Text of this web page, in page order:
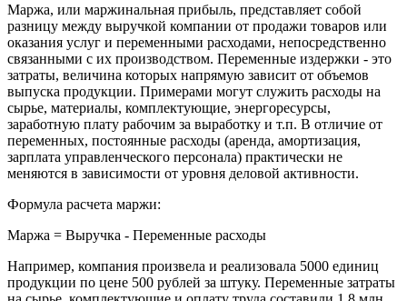
Маржа, или маржинальная прибыль, представляет собой
разницу между выручкой компании от продажи товаров или
оказания услуг и переменными расходами, непосредственно
связанными с их производством. Переменные издержки - это
затраты, величина которых напрямую зависит от объемов
выпуска продукции. Примерами могут служить расходы на
сырье, материалы, комплектующие, энергоресурсы,
заработную плату рабочим за выработку и т.п. В отличие от
переменных, постоянные расходы (аренда, амортизация,
зарплата управленческого персонала) практически не
меняются в зависимости от уровня деловой активности.
Формула расчета маржи:
Маржа = Выручка - Переменные расходы
Например, компания произвела и реализовала 5000 единиц
продукции по цене 500 рублей за штуку. Переменные затраты